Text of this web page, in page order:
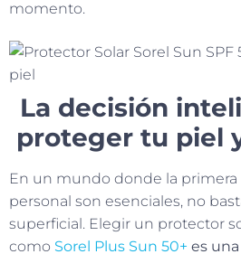
momento.
La decisión
proteger tu piel
En un mundo donde la primera
personal son esenciales, no
superficial. Elegir un protector
como Sorel Plus Sun 50+ es